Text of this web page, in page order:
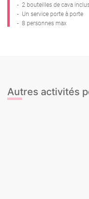
- 2 bouteilles de cava
- Un service porte à porte
- 8 personnes max
Autres activités